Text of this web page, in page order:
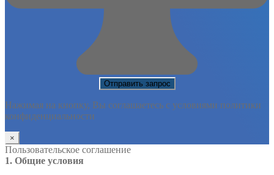
Нажимая на кнопку, Вы соглашаетесь с условиями политики
конфиденциальности
×
Пользовательское соглашение
1. Общие условия